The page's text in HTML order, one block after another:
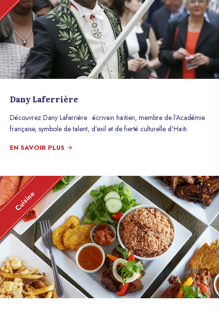
Dany Laferrière
Découvrez Dany Laferrière : écrivain haïtien, membre de l’Académie
française, symbole de talent, d’exil et de fierté culturelle d’Haïti.
EN SAVOIR PLUS
Cuisine